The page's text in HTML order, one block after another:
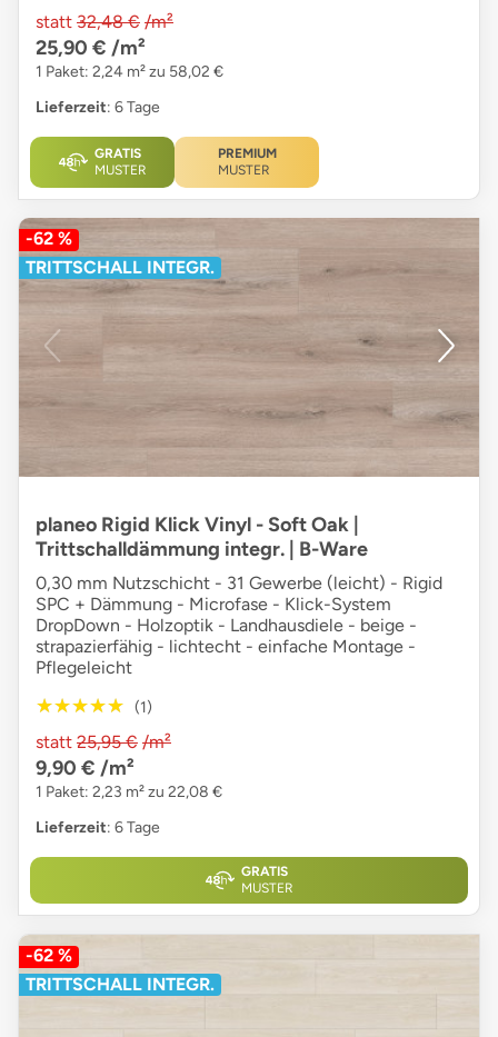
statt 32,48 € /m²
25,90 € /m²
1 Paket: 2,24 m² zu 58,02 €
Lieferzeit: 6 Tage
GRATIS
MUSTER
PREMIUM
MUSTER
-62 %
TRITTSCHALL INTEGR.
planeo Rigid Klick Vinyl - Soft Oak |
Trittschalldämmung integr. | B-Ware
0,30 mm Nutzschicht - 31 Gewerbe (leicht) - Rigid
SPC + Dämmung - Microfase - Klick-System
DropDown - Holzoptik - Landhausdiele - beige -
strapazierfähig - lichtecht - einfache Montage -
Pflegeleicht
★★★★★
★★★★★ (1)
statt 25,95 € /m²
9,90 € /m²
1 Paket: 2,23 m² zu 22,08 €
Lieferzeit: 6 Tage
GRATIS
MUSTER
-62 %
TRITTSCHALL INTEGR.